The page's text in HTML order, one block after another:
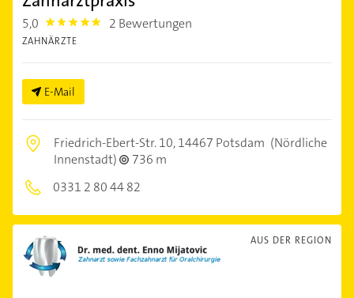
5,0 5.0 2 Bewertungen
ZAHNÄRZTE
E-Mail
Friedrich-Ebert-Str. 10,14467 Potsdam (Nördliche
Innenstadt)
736 m
0331 2 80 44 82
AUS DER REGION